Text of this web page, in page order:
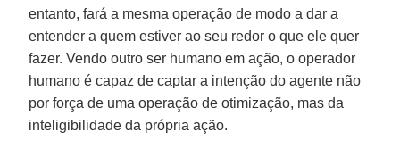
entanto, fará a mesma operação de modo a dar a
entender a quem estiver ao seu redor o que ele quer
fazer. Vendo outro ser humano em ação, o operador
humano é capaz de captar a intenção do agente não
por força de uma operação de otimização, mas da
inteligibilidade da própria ação.